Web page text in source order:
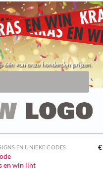
EN UNIEKE CODES
en win lint
€